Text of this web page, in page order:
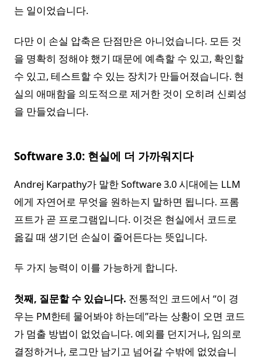
는 일이었습니다.
다만 이 손실 압축은 단점만은 아니었습니다. 모든 것
을 명확히 정해야 했기 때문에 예측할 수 있고, 확인할
수 있고, 테스트할 수 있는 장치가 만들어졌습니다. 현
실의 애매함을 의도적으로 제거한 것이 오히려 신뢰성
을 만들었습니다.
Software 3.0: 현실에 더 가까워지다
Andrej Karpathy가 말한 Software 3.0 시대에는 LLM
에게 자연어로 무엇을 원하는지 말하면 됩니다. 프롬
프트가 곧 프로그램입니다. 이것은 현실에서 코드로
옮길 때 생기던 손실이 줄어든다는 뜻입니다.
두 가지 능력이 이를 가능하게 합니다.
첫째, 질문할 수 있습니다. 전통적인 코드에서 “이 경
우는 PM한테 물어봐야 하는데”라는 상황이 오면 코드
가 멈출 방법이 없었습니다. 예외를 던지거나, 임의로
결정하거나, 로그만 남기고 넘어갈 수밖에 없었습니